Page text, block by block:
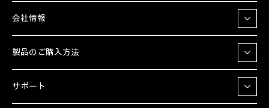
会社情報
製品のご購入方法
サポート